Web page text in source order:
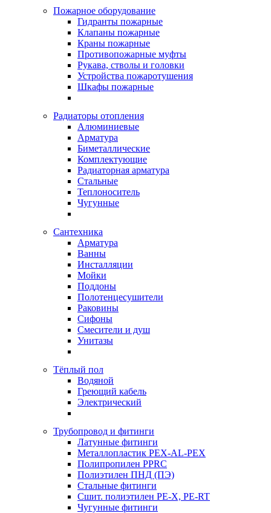
Пожарное оборудование
Гидранты пожарные
Клапаны пожарные
Краны пожарные
Противопожарные муфты
Рукава, стволы и головки
Устройства пожаротушения
Шкафы пожарные
Радиаторы отопления
Алюминиевые
Арматура
Биметаллические
Комплектующие
Радиаторная арматура
Стальные
Теплоноситель
Чугунные
Сантехника
Арматура
Ванны
Инсталляции
Мойки
Поддоны
Полотенцесушители
Раковины
Сифоны
Смесители и душ
Унитазы
Тёплый пол
Водяной
Греющий кабель
Электрический
Трубопровод и фитинги
Латунные фитинги
Металлопластик PEX-AL-PEX
Полипропилен PPRC
Полиэтилен ПНД (ПЭ)
Стальные фитинги
Сшит. полиэтилен PE-X, PE-RT
Чугунные фитинги